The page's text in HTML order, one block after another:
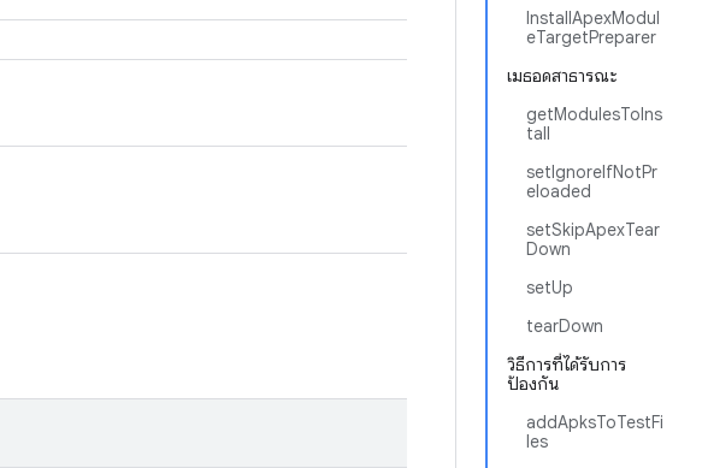
InstallApexModul
eTargetPreparer
เมธอดสาธารณะ
getModulesToIns
tall
setIgnoreIfNotPr
eloaded
setSkipApexTear
Down
setUp
tearDown
วิธีการที่ได้รับการ
ป้องกัน
addApksToTestFi
les